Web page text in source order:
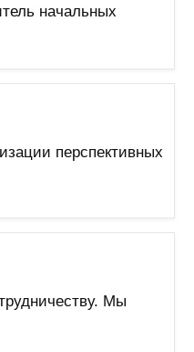
начальных
перспективных
Мы